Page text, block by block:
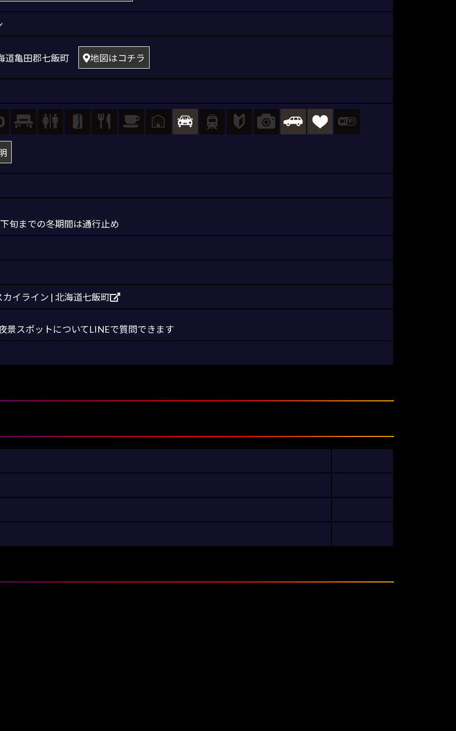
道亀田郡七飯町 地図はコチラ
旬までの冬期間は通行止め
イライン | 北海道七飯町
スポットについてLINEで質問できます